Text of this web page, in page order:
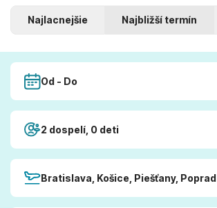
Najlacnejšie Najbližší termín
Od - Do
2 dospelí, 0 deti
Bratislava, Košice, Piešťany, Poprad